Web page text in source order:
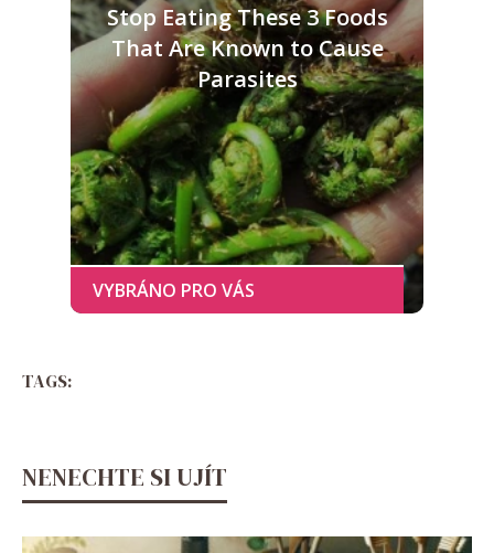
Stop Eating These 3 Foods
That Are Known to Cause
Parasites
TAGS:
NENECHTE SI UJÍT